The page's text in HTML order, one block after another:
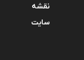
نقشه
سایت